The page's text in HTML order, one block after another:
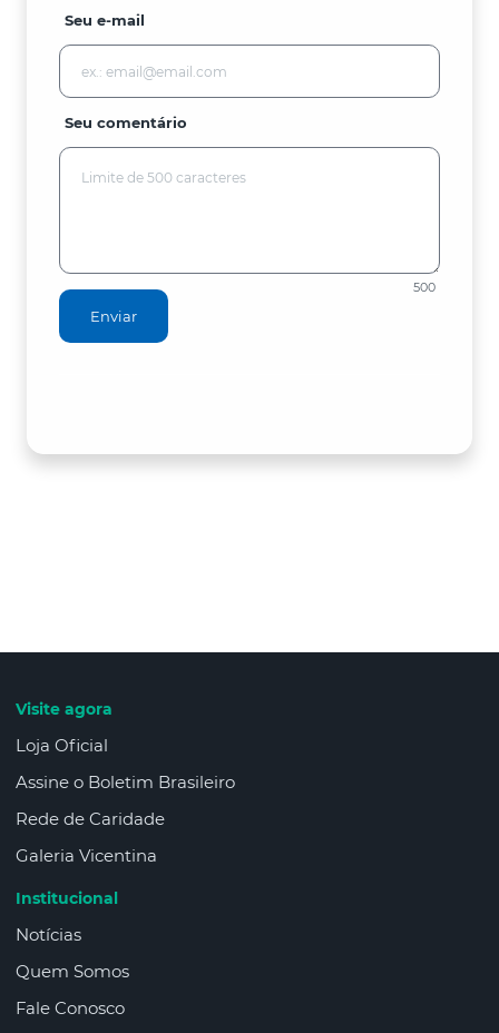
Seu e-mail
Seu comentário
500
Enviar
Visite agora
Loja Oficial
Assine o Boletim Brasileiro
Rede de Caridade
Galeria Vicentina
Institucional
Notícias
Quem Somos
Fale Conosco